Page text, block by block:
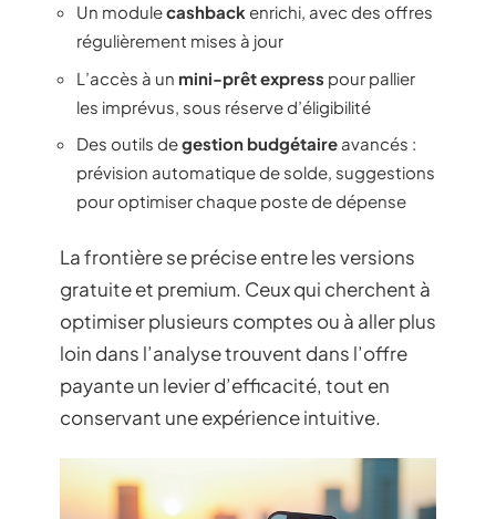
Un modulecashback enrichi, avec des offres
régulièrement mises à jour
L’accès à un mini-prêt express pour pallier
les imprévus, sous réserve d’éligibilité
Des outils degestion budgétaire avancés :
prévision automatique de solde, suggestions
pour optimiser chaque poste de dépense
La frontière se précise entre les versions
gratuite et premium. Ceux qui cherchent à
optimiser plusieurs comptes ou à aller plus
loin dans l’analyse trouvent dans l’offre
payante un levier d’efficacité, tout en
conservant une expérience intuitive.